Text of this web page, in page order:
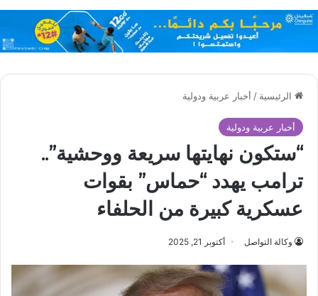
الرئيسية / أخبار عربية ودولية
أخبار عربية ودولية
“ستكون نهايتها سريعة ووحشية”..
ترامب يهدد “حماس” بقوات
عسكرية كبيرة من الحلفاء
وكالة التواصل أكتوبر 21, 2025